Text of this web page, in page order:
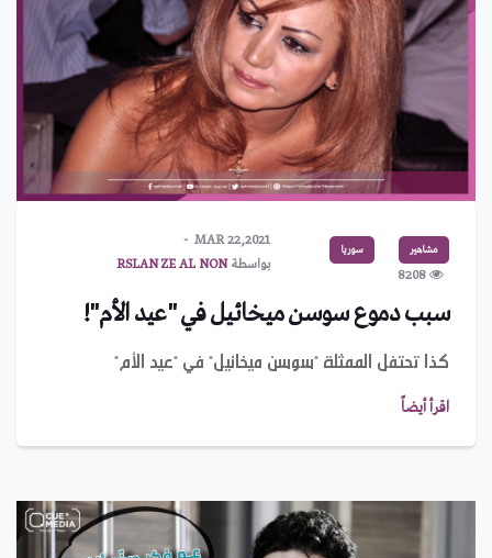
مشاهير سوريا
8208
MAR 22,2021
بواسطةRSLAN ZE AL NON
سبب دموع سوسن ميخائيل في "عيد الأم"!
كذا تحتفل الممثلة "سوسن ميخائيل" في "عيد الأم"
اقرأ أيضاً